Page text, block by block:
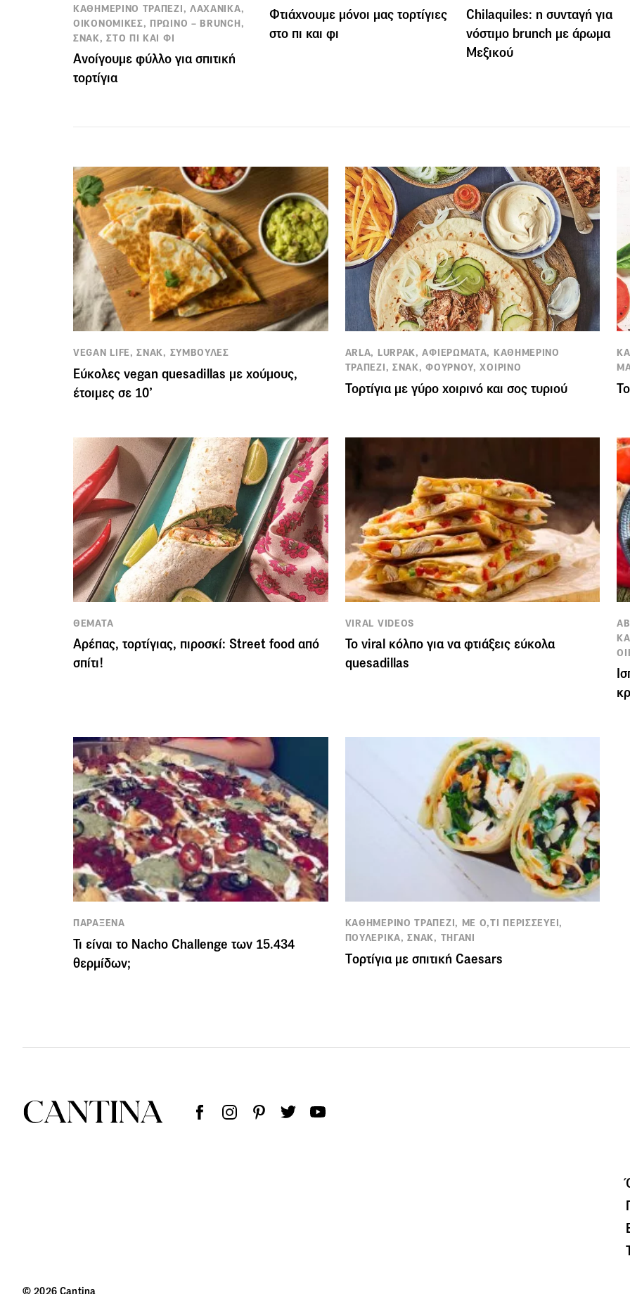
ΚΑΘΗΜΕΡΙΝΟ ΤΡΑΠΕΖΙ, ΛΑΧΑΝΙΚΑ,
ΟΙΚΟΝΟΜΙΚΕΣ, ΠΡΩΙΝΟ – BRUNCH,
ΣΝΑΚ, ΣΤΟ ΠΙ ΚΑΙ ΦΙ
Ανοίγουμε φύλλο για σπιτική
τορτίγια
Φτιάχνουμε μόνοι μας τορτίγιες
στο πι και φι
Chilaquiles: η συνταγή για
νόστιμο brunch με άρωμα
Μεξικού
VEGAN LIFE, ΣΝΑΚ, ΣΥΜΒΟΥΛΕΣ
Εύκολες vegan quesadillas με χούμους,
έτοιμες σε 10’
ARLA, LURPAK, ΑΦΙΕΡΩΜΑΤΑ, ΚΑΘΗΜΕΡΙΝΟ
ΤΡΑΠΕΖΙ, ΣΝΑΚ, ΦΟΥΡΝΟΥ, ΧΟΙΡΙΝΟ
Τορτίγια με γύρο χοιρινό και σος τυριού
ΘΕΜΑΤΑ
Αρέπας, τορτίγιας, πιροσκί: Street food από
σπίτι!
VIRAL VIDEOS
To viral κόλπο για να φτιάξεις εύκολα
quesadillas
ΠΑΡΑΞΕΝΑ
Τι είναι το Nacho Challenge των 15.434
θερμίδων;
ΚΑΘΗΜΕΡΙΝΟ ΤΡΑΠΕΖΙ, ΜΕ Ο,ΤΙ ΠΕΡΙΣΣΕΥΕΙ,
ΠΟΥΛΕΡΙΚΑ, ΣΝΑΚ, ΤΗΓΑΝΙ
Tορτίγια με σπιτική Caesars
© 2026 Cantina